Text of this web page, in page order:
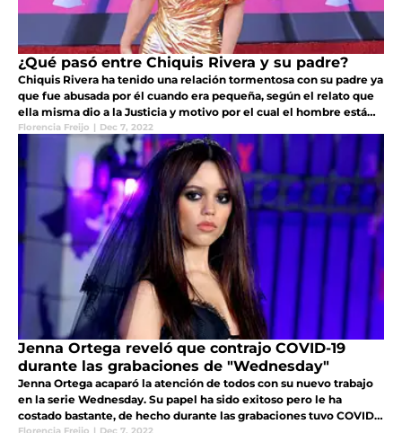
¿Qué pasó entre Chiquis Rivera y su padre?
Chiquis Rivera ha tenido una relación tormentosa con su padre ya
que fue abusada por él cuando era pequeña, según el relato que
ella misma dio a la Justicia y motivo por el cual el hombre está
tras las rejas
Florencia Freijo | Dec 7, 2022
Jenna Ortega reveló que contrajo COVID-19
durante las grabaciones de "Wednesday"
Jenna Ortega acaparó la atención de todos con su nuevo trabajo
en la serie Wednesday. Su papel ha sido exitoso pero le ha
costado bastante, de hecho durante las grabaciones tuvo COVID-